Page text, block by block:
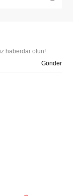
haberdar olun!
Gönder